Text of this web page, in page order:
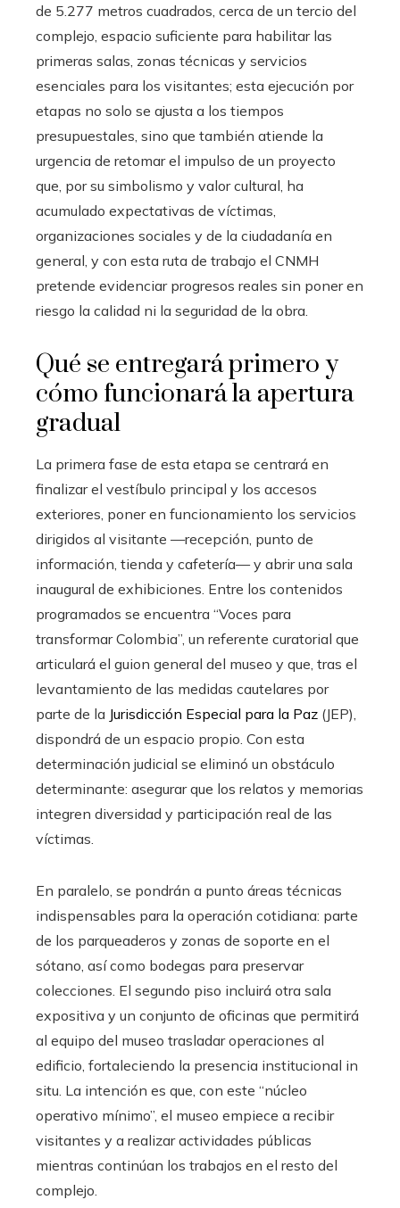
de 5.277 metros cuadrados, cerca de un tercio del
complejo, espacio suficiente para habilitar las
primeras salas, zonas técnicas y servicios
esenciales para los visitantes; esta ejecución por
etapas no solo se ajusta a los tiempos
presupuestales, sino que también atiende la
urgencia de retomar el impulso de un proyecto
que, por su simbolismo y valor cultural, ha
acumulado expectativas de víctimas,
organizaciones sociales y de la ciudadanía en
general, y con esta ruta de trabajo el CNMH
pretende evidenciar progresos reales sin poner en
riesgo la calidad ni la seguridad de la obra.
Qué se entregará primero y
cómo funcionará la apertura
gradual
La primera fase de esta etapa se centrará en
finalizar el vestíbulo principal y los accesos
exteriores, poner en funcionamiento los servicios
dirigidos al visitante —recepción, punto de
información, tienda y cafetería— y abrir una sala
inaugural de exhibiciones. Entre los contenidos
programados se encuentra “Voces para
transformar Colombia”, un referente curatorial que
articulará el guion general del museo y que, tras el
levantamiento de las medidas cautelares por
parte de la Jurisdicción Especial para la Paz (JEP),
dispondrá de un espacio propio. Con esta
determinación judicial se eliminó un obstáculo
determinante: asegurar que los relatos y memorias
integren diversidad y participación real de las
víctimas.
En paralelo, se pondrán a punto áreas técnicas
indispensables para la operación cotidiana: parte
de los parqueaderos y zonas de soporte en el
sótano, así como bodegas para preservar
colecciones. El segundo piso incluirá otra sala
expositiva y un conjunto de oficinas que permitirá
al equipo del museo trasladar operaciones al
edificio, fortaleciendo la presencia institucional in
situ. La intención es que, con este “núcleo
operativo mínimo”, el museo empiece a recibir
visitantes y a realizar actividades públicas
mientras continúan los trabajos en el resto del
complejo.